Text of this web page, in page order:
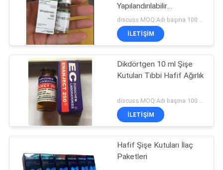
Güvenlik Hologramı
Etiketi
İlaç ambalaj kutusu
19
Yapılandırılabilir
Dikdörtgen
İLETIŞIM
Dikdörtgen 10 ml Şişe
Kutuları Tıbbi Hafif Ağırlık
İLETIŞIM
Hafif Şişe Kutuları İlaç
Paketleri